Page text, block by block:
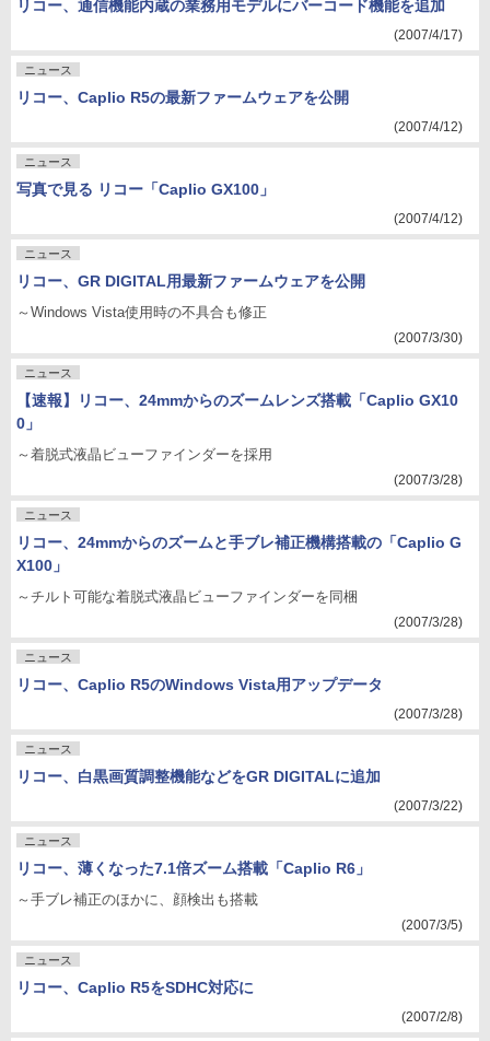
リコー、通信機能内蔵の業務用モデルにバーコード機能を追加
(2007/4/17)
ニュース
リコー、Caplio R5の最新ファームウェアを公開
(2007/4/12)
ニュース
写真で見る リコー「Caplio GX100」
(2007/4/12)
ニュース
リコー、GR DIGITAL用最新ファームウェアを公開
～Windows Vista使用時の不具合も修正
(2007/3/30)
ニュース
【速報】リコー、24mmからのズームレンズ搭載「Caplio GX10
0」
～着脱式液晶ビューファインダーを採用
(2007/3/28)
ニュース
リコー、24mmからのズームと手ブレ補正機構搭載の「Caplio G
X100」
～チルト可能な着脱式液晶ビューファインダーを同梱
(2007/3/28)
ニュース
リコー、Caplio R5のWindows Vista用アップデータ
(2007/3/28)
ニュース
リコー、白黒画質調整機能などをGR DIGITALに追加
(2007/3/22)
ニュース
リコー、薄くなった7.1倍ズーム搭載「Caplio R6」
～手ブレ補正のほかに、顔検出も搭載
(2007/3/5)
ニュース
リコー、Caplio R5をSDHC対応に
(2007/2/8)